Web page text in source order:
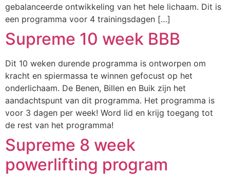
gebalanceerde ontwikkeling van het hele lichaam. Dit is
een programma voor 4 trainingsdagen […]
Supreme 10 week BBB
Dit 10 weken durende programma is ontworpen om
kracht en spiermassa te winnen gefocust op het
onderlichaam. De Benen, Billen en Buik zijn het
aandachtspunt van dit programma. Het programma is
voor 3 dagen per week! Word lid en krijg toegang tot
de rest van het programma!
Supreme 8 week
powerlifting program